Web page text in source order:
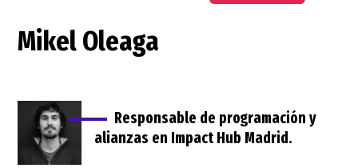
Mikel Oleaga
Responsable de programación y
alianzas en Impact Hub Madrid.